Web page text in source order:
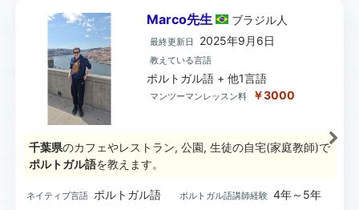
Marco先生 ブラジル人
最終更新日 2025年9月6日
教えている言語
ポルトガル語 + 他1言語
マンツーマンレッスン料 ￥3000
千葉県のカフェやレストラン, 公園, 生徒の自宅(家庭教師)で
ポルトガル語を教えます。
ネイティブ言語 ポルトガル語 ポルトガル語講師経験 4年～5年